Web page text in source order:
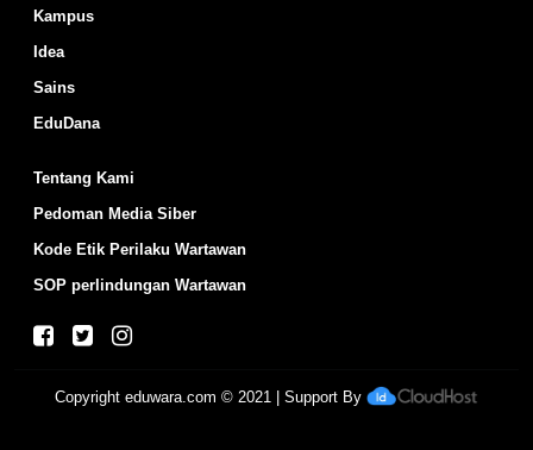
Kampus
Idea
Sains
EduDana
Tentang Kami
Pedoman Media Siber
Kode Etik Perilaku Wartawan
SOP perlindungan Wartawan
Copyrighteduwara.com © 2021 | Support By